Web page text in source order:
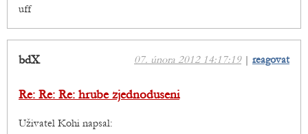
uff
07. února 2012 14:17:19| reagovat
bdX
Re: Re: Re: hrube zjednoduseni
Uživatel Kohi napsal: